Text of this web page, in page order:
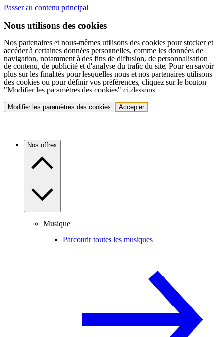
Passer au contenu principal
Nous utilisons des cookies
Nos partenaires et nous-mêmes utilisons des cookies pour stocker et
accéder à certaines données personnelles, comme les données de
navigation, notamment à des fins de diffusion, de personnalisation
de contenu, de publicité et d'analyse du trafic du site. Pour en savoir
plus sur les finalités pour lesquelles nous et nos partenaires utilisons
des cookies ou pour définir vos préférences, cliquez sur le bouton
"Modifier les paramètres des cookies" ci-dessous.
Modifier les paramètres des cookies Accepter
Nos offres
Musique
Parcourir toutes les musiques